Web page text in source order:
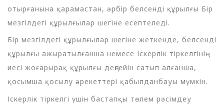
отырғанына қарамастан, әрбір белсенді құрылғы Бір
мезгілдегі құрылғылар шегіне есептеледі.
Бір мезгілдегі құрылғылар шегіне жеткенде, белсенді
құрылғы ажыратылғанша немесе Іскерлік тіркелгінің
иесі жоғарырақ құрылғы деңгейін сатып алғанша,
қосымша қосылу әрекеттері қабылданбауы мүмкін.
Іскерлік тіркелгі үшін бастапқы төлем рәсімдеу